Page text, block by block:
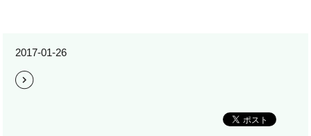
2017-01-26